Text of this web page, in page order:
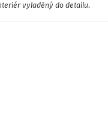
vyladěný do detailu.